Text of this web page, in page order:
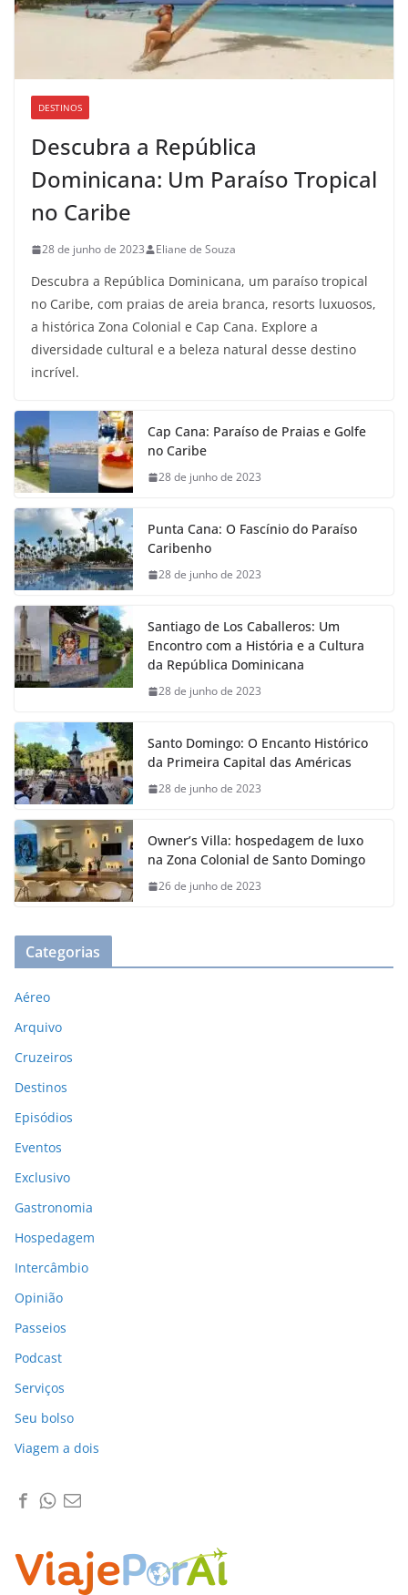
DESTINOS
Descubra a República
Dominicana: Um Paraíso Tropical
no Caribe
28 de junho de 2023 Eliane de Souza
Descubra a República Dominicana, um paraíso tropical
no Caribe, com praias de areia branca, resorts luxuosos,
a histórica Zona Colonial e Cap Cana. Explore a
diversidade cultural e a beleza natural desse destino
incrível.
Cap Cana: Paraíso de Praias e Golfe
no Caribe
28 de junho de 2023
Punta Cana: O Fascínio do Paraíso
Caribenho
28 de junho de 2023
Santiago de Los Caballeros: Um
Encontro com a História e a Cultura
da República Dominicana
28 de junho de 2023
Santo Domingo: O Encanto Histórico
da Primeira Capital das Américas
28 de junho de 2023
Owner’s Villa: hospedagem de luxo
na Zona Colonial de Santo Domingo
26 de junho de 2023
Categorias
Aéreo
Arquivo
Cruzeiros
Destinos
Episódios
Eventos
Exclusivo
Gastronomia
Hospedagem
Intercâmbio
Opinião
Passeios
Podcast
Serviços
Seu bolso
Viagem a dois